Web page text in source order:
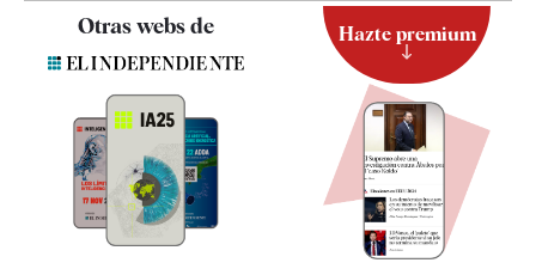
Contacto
Quiénes somos
Especificaciones
Otras webs de Hazte premium